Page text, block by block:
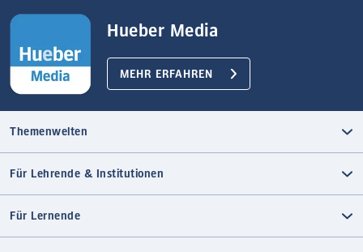
Hueber Media
MEHR ERFAHREN
Themenwelten
Für Lehrende & Institutionen
Für Lernende